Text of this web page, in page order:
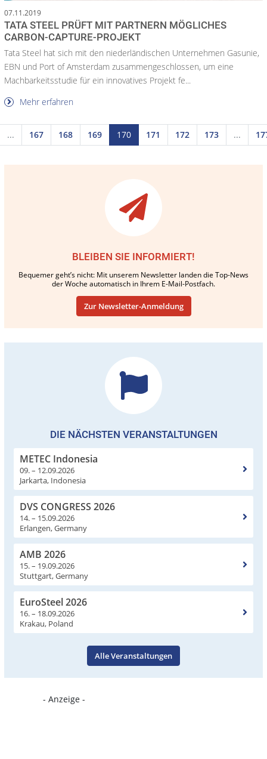
07.11.2019
TATA STEEL PRÜFT MIT PARTNERN MÖGLICHES
CARBON-CAPTURE-PROJEKT
Tata Steel hat sich mit den niederländischen Unternehmen Gasunie,
EBN und Port of Amsterdam zusammengeschlossen, um eine
Machbarkeitsstudie für ein innovatives Projekt fe...
Mehr erfahren
... 167 168 169 170 171 172 173 ...
BLEIBEN SIE INFORMIERT!
Bequemer geht’s nicht: Mit unserem Newsletter landen die Top-News
der Woche automatisch in Ihrem E-Mail-Postfach.
Zur Newsletter-Anmeldung
DIE NÄCHSTEN VERANSTALTUNGEN
METEC Indonesia
09. – 12.09.2026
Jarkarta, Indonesia
DVS CONGRESS 2026
14. – 15.09.2026
Erlangen, Germany
AMB 2026
15. – 19.09.2026
Stuttgart, Germany
EuroSteel 2026
16. – 18.09.2026
Krakau, Poland
Alle Veranstaltungen
- Anzeige -